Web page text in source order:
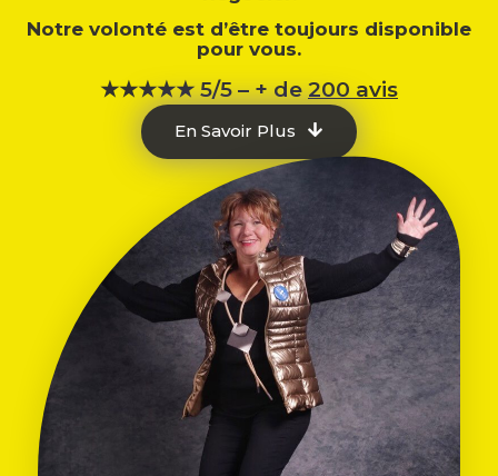
Notre volonté est d’être toujours disponible
pour vous.
★★★★★ 5/5 – + de200 avis
En Savoir Plus